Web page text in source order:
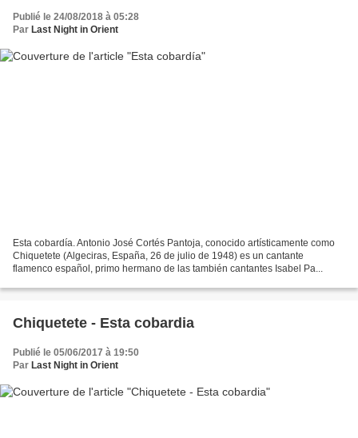
Publié le 24/08/2018 à 05:28
Par Last Night in Orient
Esta cobardía. Antonio José Cortés Pantoja, conocido artísticamente como
Chiquetete (Algeciras, España, 26 de julio de 1948) es un cantante
flamenco español, primo hermano de las también cantantes Isabel Pa...
Chiquetete - Esta cobardia
Publié le 05/06/2017 à 19:50
Par Last Night in Orient